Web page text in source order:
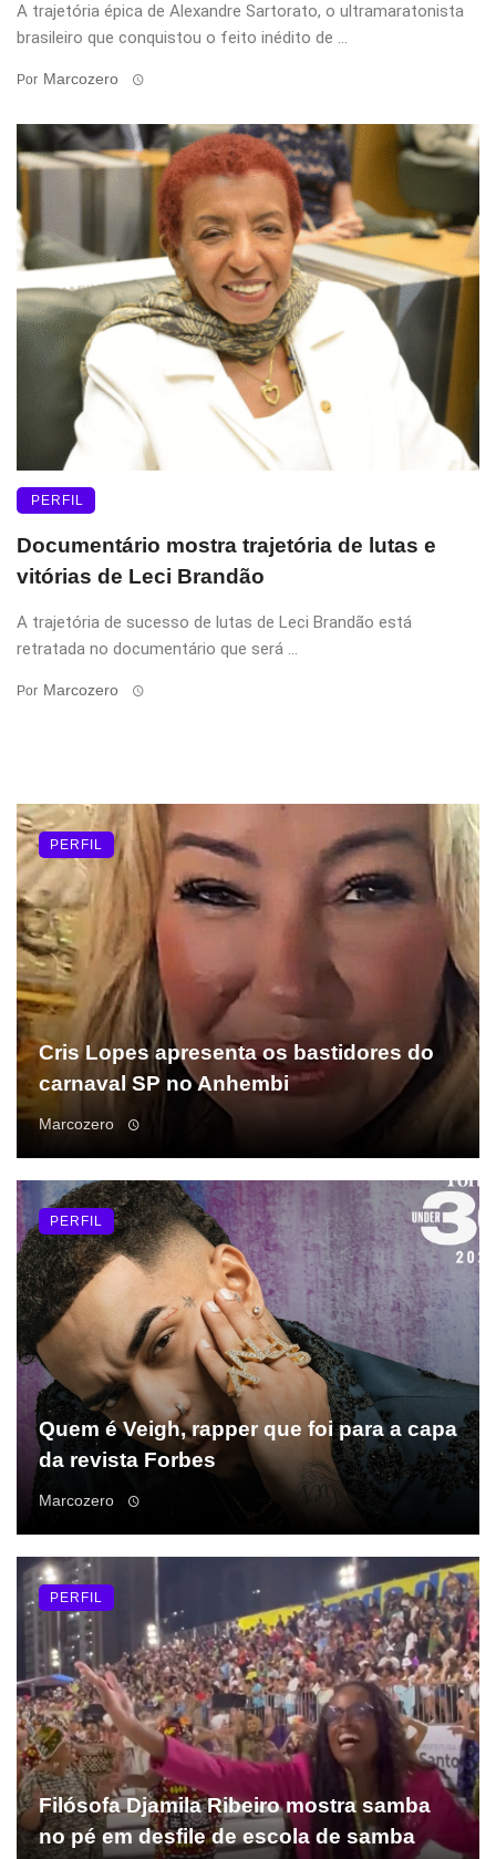
A trajetória épica de Alexandre Sartorato, o ultramaratonista
brasileiro que conquistou o feito inédito de ...
Por Marcozero
PERFIL
Documentário mostra trajetória de lutas e
vitórias de Leci Brandão
A trajetória de sucesso de lutas de Leci Brandão está
retratada no documentário que será ...
Por Marcozero
Cris Lopes apresenta os bastidores do
carnaval SP no Anhembi
Marcozero
PERFIL
Quem é Veigh, rapper que foi para a capa
da revista Forbes
Marcozero
PERFIL
Filósofa Djamila Ribeiro mostra samba
no pé em desfile de escola de samba
PERFIL